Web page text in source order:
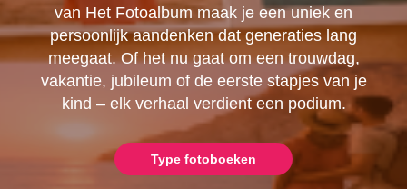
van Het Fotoalbum maak je een uniek en
persoonlijk aandenken dat generaties lang
meegaat. Of het nu gaat om een trouwdag,
vakantie, jubileum of de eerste stapjes van je
kind – elk verhaal verdient een podium.
Type fotoboeken